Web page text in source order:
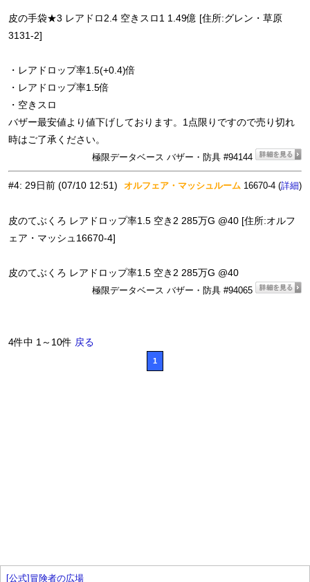
皮の手袋★3 レアドロ2.4 空きスロ1 1.49億 [住所:グレン・草原
3131-2]
・レアドロップ率1.5(+0.4)倍
・レアドロップ率1.5倍
・空きスロ
バザー最安値より値下げしております。1点限りですので売り切れ
時はご了承ください。
極限データベース バザー・防具 #94144
#4: 29日前 (07/10 12:51) オルフェア・マッシュルーム 16670-4 (詳細)
皮のてぶくろ レアドロップ率1.5 空き2 285万G @40 [住所:オルフ
ェア・マッシュ16670-4]
皮のてぶくろ レアドロップ率1.5 空き2 285万G @40
極限データベース バザー・防具 #94065
4件中 1～10件 戻る
1
[公式]冒険者の広場